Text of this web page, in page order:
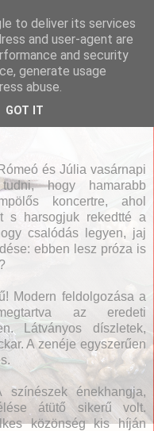
és Júlia vasárnapi
hogy hamarabb
koncertre, ahol
s harsogjuk rekedtté a
csalódás legyen, jaj
ebben lesz próza is
Modern feldolgozása a
az eredeti
Látványos díszletek,
A zenéje egyszerűen
énekhangja,
átütő sikerű volt.
közönség kis híján
to deliver its services
and user-agent are
and security
generate usage
abuse.
GOT IT